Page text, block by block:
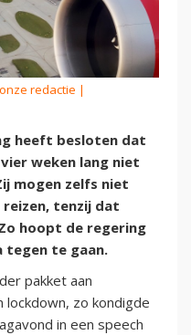
onze redactie |
heeft besloten dat
weken lang niet
mogen zelfs niet
reizen, tenzij dat
hoopt de regering
tegen te gaan.
pakket aan
lockdown, zo kondigde
in een speech